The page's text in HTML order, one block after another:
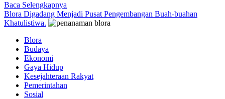
Baca Selengkapnya
Blora Digadang Menjadi Pusat Pengembangan Buah-buahan
Khatulistiwa.
Blora
Budaya
Ekonomi
Gaya Hidup
Kesejahteraan Rakyat
Pemerintahan
Sosial